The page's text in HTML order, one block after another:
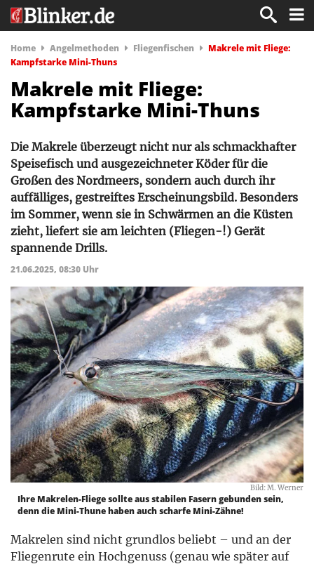
Home Angelmethoden Fliegenfischen
Makrele mit Fliege:
Kampfstarke Mini-Thuns
Makrele mit Fliege:
Kampfstarke Mini-Thuns
Die Makrele überzeugt nicht nur als schmackhafter
Speisefisch und ausgezeichneter Köder für die
Großen des Nordmeers, sondern auch durch ihr
auffälliges, gestreiftes Erscheinungsbild. Besonders
im Sommer, wenn sie in Schwärmen an die Küsten
zieht, liefert sie am leichten (Fliegen-!) Gerät
spannende Drills.
21.06.2025, 08:30 Uhr
Bild: M. Werner
Ihre Makrelen-Fliege sollte aus stabilen Fasern gebunden sein,
denn die Mini-Thune haben auch scharfe Mini-Zähne!
Makrelen sind nicht grundlos beliebt – und an der
Fliegenrute ein Hochgenuss (genau wie später auf